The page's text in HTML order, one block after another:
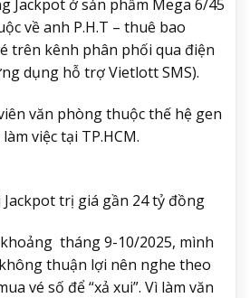
Jackpot ở sản phẩm Mega 6/45
về anh P.H.T – thuê bao
trên kênh phân phối qua điện
dụng hỗ trợ Vietlott SMS).
văn phòng thuộc thế hệ gen
việc tại TP.HCM.
Jackpot trị giá gần 24 tỷ đồng
khoảng tháng 9-10/2025, mình
thuận lợi nên nghe theo
vé số để “xả xui”. Vì làm văn